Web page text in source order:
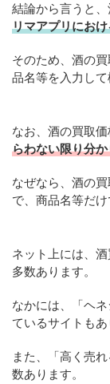
結論から言うと、
リマアプリにお
そのため、酒の
品名等を入力して
なお、酒の買取価
らわない限り分
なぜなら、酒の
で、商品名等だ
ネット上には、
多数あります。
なかには、「ヘ
ているサイトもあ
また、「高く売
数あります。